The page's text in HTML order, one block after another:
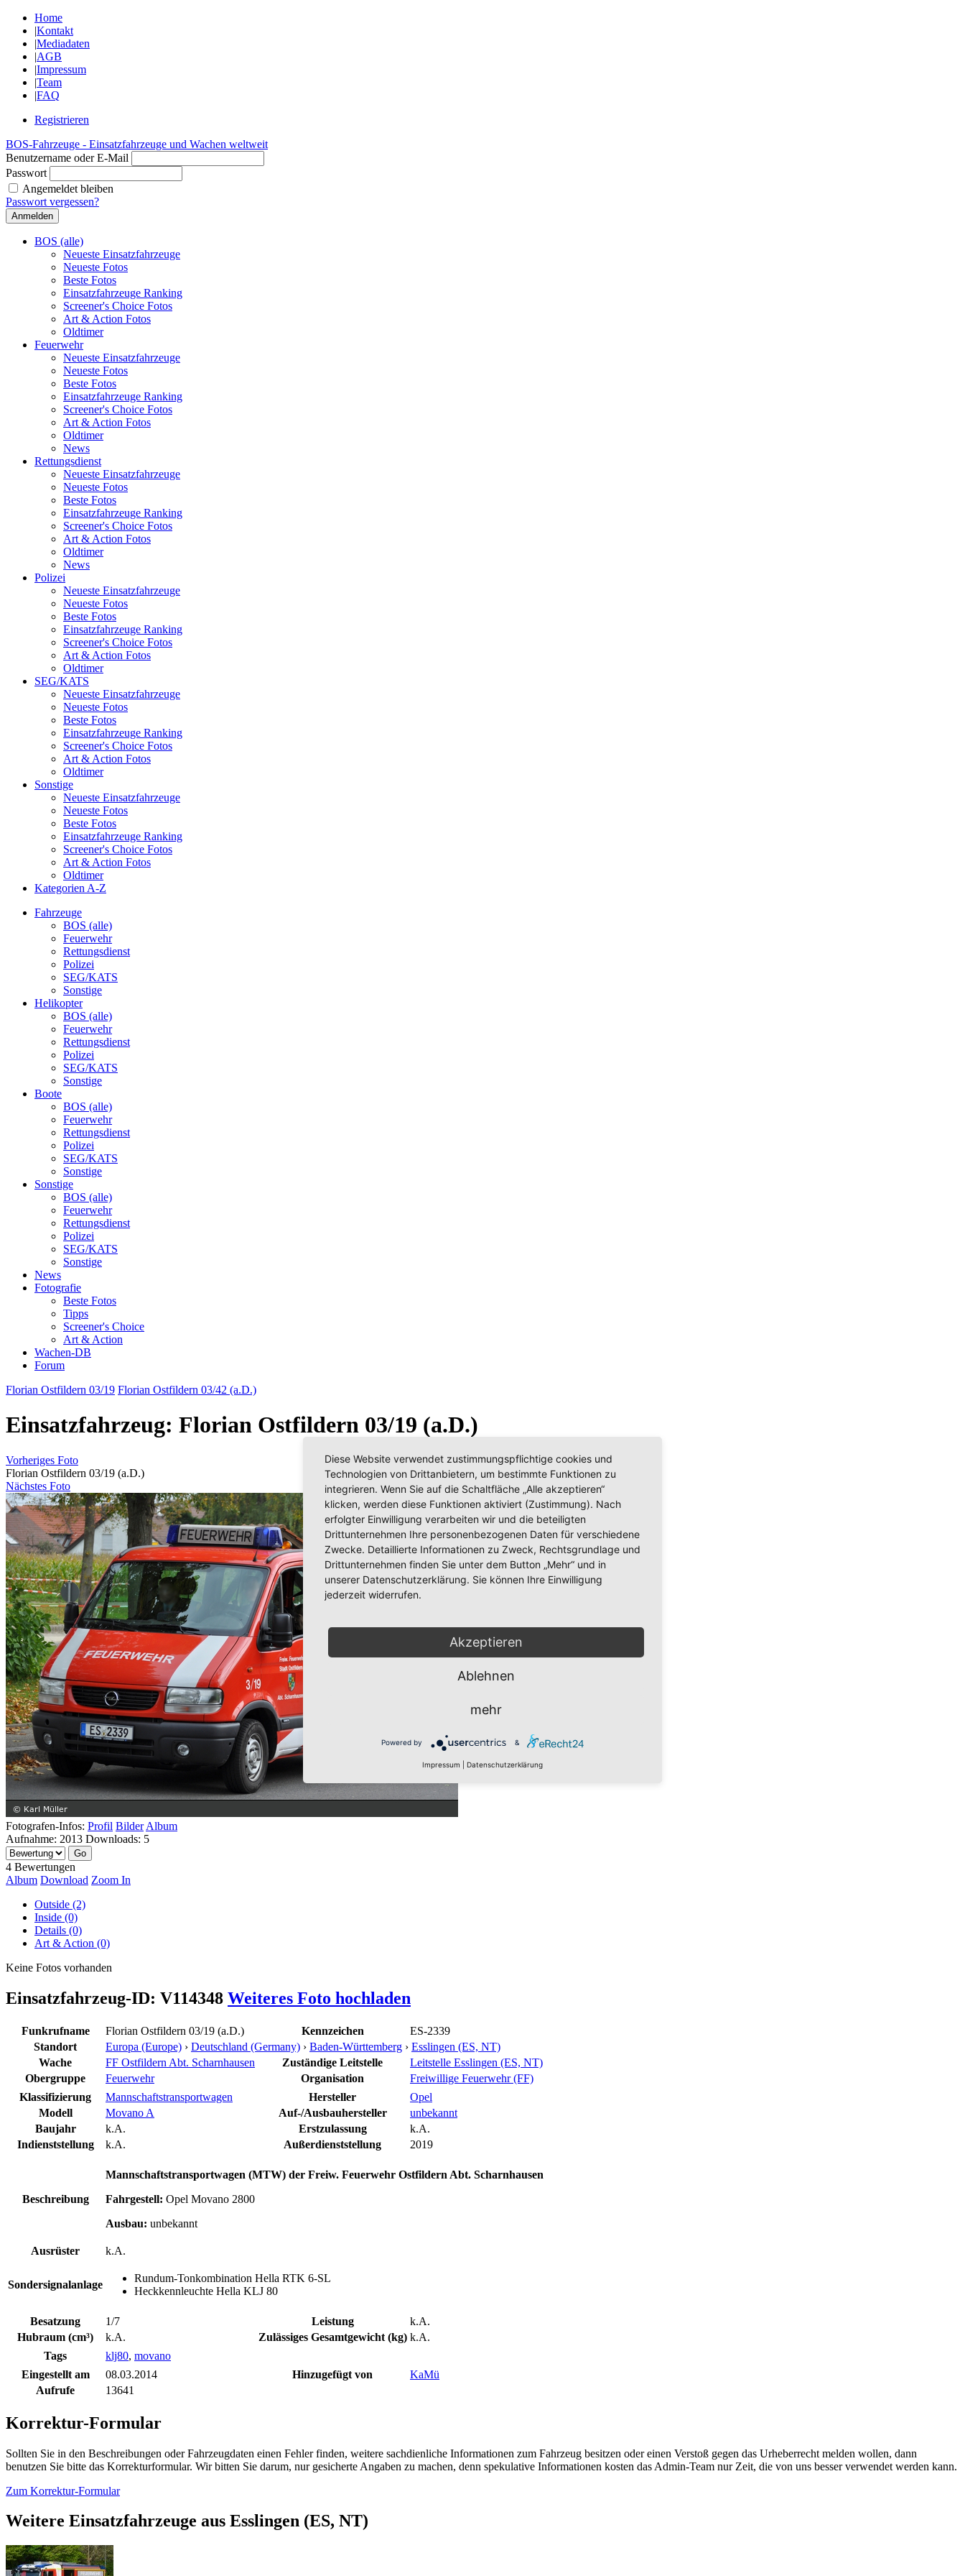
Home
|Kontakt
|Mediadaten
|AGB
|Impressum
|Team
|FAQ
Registrieren
BOS-Fahrzeuge - Einsatzfahrzeuge und Wachen weltweit
Benutzername oder E-Mail
Passwort
Angemeldet bleiben
Passwort vergessen?
BOS (alle)
Neueste Einsatzfahrzeuge
Neueste Fotos
Beste Fotos
Einsatzfahrzeuge Ranking
Screener's Choice Fotos
Art & Action Fotos
Oldtimer
Feuerwehr
Neueste Einsatzfahrzeuge
Neueste Fotos
Beste Fotos
Einsatzfahrzeuge Ranking
Screener's Choice Fotos
Art & Action Fotos
Oldtimer
News
Rettungsdienst
Neueste Einsatzfahrzeuge
Neueste Fotos
Beste Fotos
Einsatzfahrzeuge Ranking
Screener's Choice Fotos
Art & Action Fotos
Oldtimer
News
Polizei
Neueste Einsatzfahrzeuge
Neueste Fotos
Beste Fotos
Einsatzfahrzeuge Ranking
Screener's Choice Fotos
Art & Action Fotos
Oldtimer
SEG/KATS
Neueste Einsatzfahrzeuge
Neueste Fotos
Beste Fotos
Einsatzfahrzeuge Ranking
Screener's Choice Fotos
Art & Action Fotos
Oldtimer
Sonstige
Neueste Einsatzfahrzeuge
Neueste Fotos
Beste Fotos
Einsatzfahrzeuge Ranking
Screener's Choice Fotos
Art & Action Fotos
Oldtimer
Kategorien A-Z
Fahrzeuge
BOS (alle)
Feuerwehr
Rettungsdienst
Polizei
SEG/KATS
Sonstige
Helikopter
BOS (alle)
Feuerwehr
Rettungsdienst
Polizei
SEG/KATS
Sonstige
Boote
BOS (alle)
Feuerwehr
Rettungsdienst
Polizei
SEG/KATS
Sonstige
Sonstige
BOS (alle)
Feuerwehr
Rettungsdienst
Polizei
SEG/KATS
Sonstige
News
Fotografie
Beste Fotos
Tipps
Screener's Choice
Art & Action
Wachen-DB
Forum
Florian Ostfildern 03/19 Florian Ostfildern 03/42 (a.D.)
Einsatzfahrzeug: Florian Ostfildern 03/19 (a.D.)
Vorheriges Foto
Florian Ostfildern 03/19 (a.D.)
Nächstes Foto
Fotografen-Infos: Profil Bilder Album
Aufnahme: 2013 Downloads: 5
4 Bewertungen
Album Download Zoom In
Outside (2)
Inside (0)
Details (0)
Art & Action (0)
Keine Fotos vorhanden
Einsatzfahrzeug-ID: V114348 Weiteres Foto hochladen
Funkrufname Florian Ostfildern 03/19 (a.D.) Kennzeichen
ES-2339
Standort
Europa (Europe) › Deutschland (Germany) › Baden-Württemberg › Esslingen (ES, NT)
Wache
FF Ostfildern Abt. Scharnhausen Zuständige Leitstelle
Leitstelle Esslingen (ES, NT)
Obergruppe
Feuerwehr Organisation
Freiwillige Feuerwehr (FF)
Klassifizierung
Mannschaftstransportwagen Hersteller
Opel
Modell
Movano A Auf-/Ausbauhersteller
unbekannt
Baujahr
k.A. Erstzulassung
k.A.
Indienststellung
k.A. Außerdienststellung 2019
Beschreibung
Mannschaftstransportwagen (MTW) der Freiw. Feuerwehr Ostfildern Abt. Scharnhausen
Fahrgestell: Opel Movano 2800
Ausbau: unbekannt
Ausrüster k.A.
Sondersignalanlage
Rundum-Tonkombination Hella RTK 6-SL
Heckkennleuchte Hella KLJ 80
Besatzung 1/7 Leistung
k.A.
Hubraum (cm³)
k.A. Zulässiges Gesamtgewicht (kg) k.A.
Tags
klj80, movano
Eingestellt am
08.03.2014 Hinzugefügt von
KaMü
Aufrufe
13641
Korrektur-Formular
Sollten Sie in den Beschreibungen oder Fahrzeugdaten einen Fehler finden, weitere sachdienliche Informationen zum Fahrzeug besitzen oder einen Verstoß gegen das Urheberrecht melden wollen, dann
benutzen Sie bitte das Korrekturformular. Wir bitten Sie darum, nur gesicherte Angaben zu machen, denn spekulative Informationen kosten das Admin-Team nur Zeit, die von uns besser verwendet werden kann.
Zum Korrektur-Formular
Weitere Einsatzfahrzeuge aus Esslingen (ES, NT)
Diese Website verwendet zustimmungspflichtige cookies und
Technologien von Drittanbietern, um bestimmte Funktionen zu
integrieren. Wenn Sie auf die Schaltfläche „Alle akzeptieren“
klicken, werden diese Funktionen aktiviert (Zustimmung). Nach
erfolgter Einwilligung verarbeiten wir und die beteiligten
Drittunternehmen Ihre personenbezogenen Daten für verschiedene
Zwecke. Detaillierte Informationen zu Zweck, Rechtsgrundlage und
Drittunternehmen finden Sie unter dem Button „Mehr“ und in
unserer Datenschutzerklärung. Sie können Ihre Einwilligung
jederzeit widerrufen.
Akzeptieren
Ablehnen
mehr
Powered by &
Impressum Datenschutzerklärung